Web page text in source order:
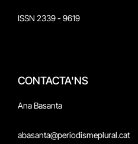
ISSN 2339 - 9619
CONTACTA'NS
Ana Basanta
abasanta@periodismeplural.cat